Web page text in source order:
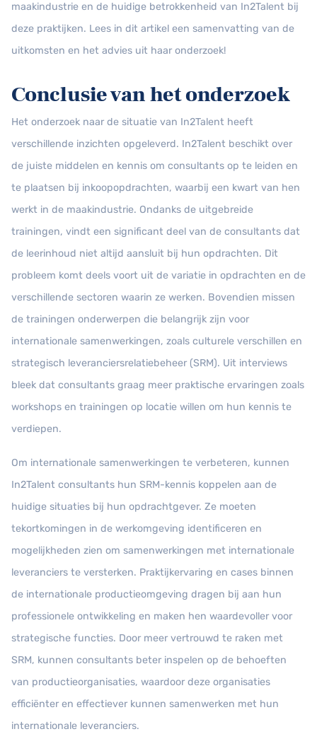
maakindustrie en de huidige betrokkenheid van In2Talent bij
deze praktijken. Lees in dit artikel een samenvatting van de
uitkomsten en het advies uit haar onderzoek!
Conclusie van het onderzoek
Het onderzoek naar de situatie van In2Talent heeft
verschillende inzichten opgeleverd. In2Talent beschikt over
de juiste middelen en kennis om consultants op te leiden en
te plaatsen bij inkoopopdrachten, waarbij een kwart van hen
werkt in de maakindustrie. Ondanks de uitgebreide
trainingen, vindt een significant deel van de consultants dat
de leerinhoud niet altijd aansluit bij hun opdrachten. Dit
probleem komt deels voort uit de variatie in opdrachten en de
verschillende sectoren waarin ze werken. Bovendien missen
de trainingen onderwerpen die belangrijk zijn voor
internationale samenwerkingen, zoals culturele verschillen en
strategisch leveranciersrelatiebeheer (SRM). Uit interviews
bleek dat consultants graag meer praktische ervaringen zoals
workshops en trainingen op locatie willen om hun kennis te
verdiepen.
Om internationale samenwerkingen te verbeteren, kunnen
In2Talent consultants hun SRM-kennis koppelen aan de
huidige situaties bij hun opdrachtgever. Ze moeten
tekortkomingen in de werkomgeving identificeren en
mogelijkheden zien om samenwerkingen met internationale
leveranciers te versterken. Praktijkervaring en cases binnen
de internationale productieomgeving dragen bij aan hun
professionele ontwikkeling en maken hen waardevoller voor
strategische functies. Door meer vertrouwd te raken met
SRM, kunnen consultants beter inspelen op de behoeften
van productieorganisaties, waardoor deze organisaties
efficiënter en effectiever kunnen samenwerken met hun
internationale leveranciers.